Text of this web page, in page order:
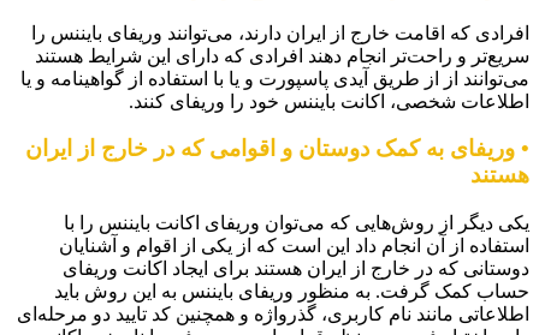
افرادی که اقامت خارج از ایران دارند، می‌توانند وریفای بایننس را
سریع‌تر و راحت‌تر انجام دهند‌ افرادی که دارای این شرایط هستند
می‌توانند از از طریق آیدی پاسپورت و یا با استفاده از گواهینامه و یا
اطلاعات شخصی، اکانت بایننس خود را وریفای کنند.
• وریفای به کمک دوستان و اقوامی که در خارج از ایران
هستند
یکی دیگر از روش‌هایی که می‌توان وریفای اکانت بایننس را با
استفاده از آن انجام داد این است که از یکی از اقوام و آشنایان
دوستانی که در خارج از ایران هستند برای ایجاد اکانت وریفای
حساب کمک گرفت‌. به منظور وریفای بایننس به این روش باید
اطلاعاتی مانند نام کاربری، گذرواژه و همچنین کد تایید دو مرحله‌ای